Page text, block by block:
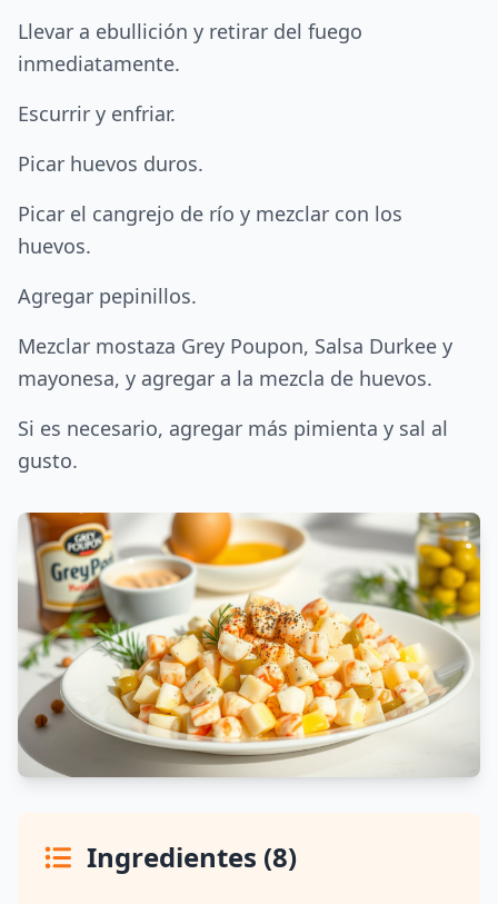
Llevar a ebullición y retirar del fuego
inmediatamente.
Escurrir y enfriar.
Picar huevos duros.
Picar el cangrejo de río y mezclar con los
huevos.
Agregar pepinillos.
Mezclar mostaza Grey Poupon, Salsa Durkee y
mayonesa, y agregar a la mezcla de huevos.
Si es necesario, agregar más pimienta y sal al
gusto.
Ingredientes (8)